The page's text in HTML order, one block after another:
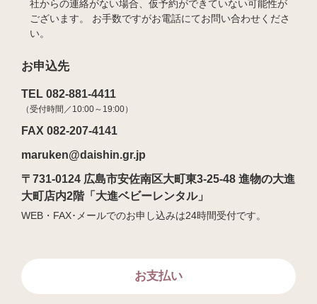
社からの連絡がない場合、仮予約ができていない可能性が
ございます。 お手数ですがお電話にてお問い合わせくださ
い。
お申込先
TEL 082-881-4411
（受付時間／10:00～19:00）
FAX 082-207-4141
maruken@daishin.gr.jp
〒731-0124 広島市安佐南区大町東3-25-48 進物の大進
大町店内2階「大進ベビーレンタル」
WEB・FAX･メールでのお申し込みは24時間受付です。
お支払い